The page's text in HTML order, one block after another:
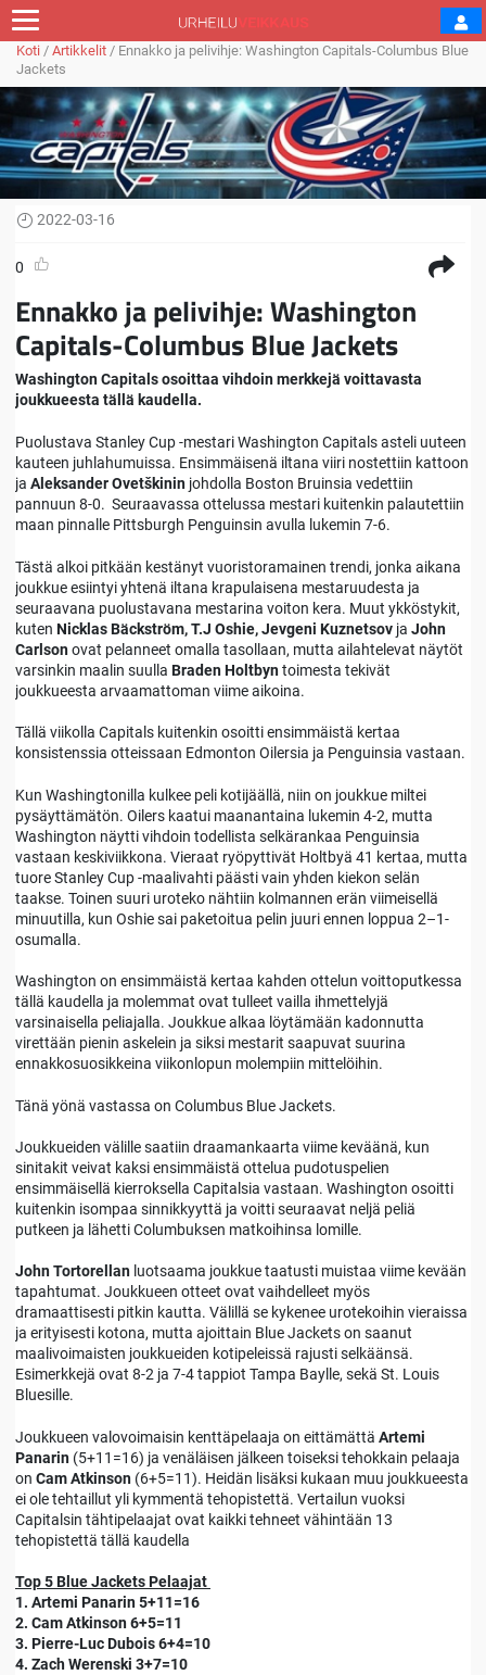
Koti / Artikkelit / Ennakko ja pelivihje: Washington Capitals-Columbus Blue
Jackets
2022-03-16
0
Ennakko ja pelivihje: Washington
Capitals-Columbus Blue Jackets
Washington Capitals osoittaa vihdoin merkkejä voittavasta
joukkueesta tällä kaudella.
Puolustava Stanley Cup -mestari Washington Capitals asteli uuteen
kauteen juhlahumuissa. Ensimmäisenä iltana viiri nostettiin kattoon
ja Aleksander Ovetškinin johdolla Boston Bruinsia vedettiin
pannuun 8-0. Seuraavassa ottelussa mestari kuitenkin palautettiin
maan pinnalle Pittsburgh Penguinsin avulla lukemin 7-6.
Tästä alkoi pitkään kestänyt vuoristoramainen trendi, jonka aikana
joukkue esiintyi yhtenä iltana krapulaisena mestaruudesta ja
seuraavana puolustavana mestarina voiton kera. Muut ykköstykit,
kuten Nicklas Bäckström, T.J Oshie, Jevgeni Kuznetsov ja John
Carlsonovat pelanneet omalla tasollaan, mutta ailahtelevat näytöt
varsinkin maalin suulla Braden Holtbyntoimesta tekivät
joukkueesta arvaamattoman viime aikoina.
Tällä viikolla Capitals kuitenkin osoitti ensimmäistä kertaa
konsistenssia otteissaan Edmonton Oilersia ja Penguinsia vastaan.
Kun Washingtonilla kulkee peli kotijäällä, niin on joukkue miltei
pysäyttämätön. Oilers kaatui maanantaina lukemin 4-2, mutta
Washington näytti vihdoin todellista selkärankaa Penguinsia
vastaan keskiviikkona. Vieraat ryöpyttivät Holtbyä 41 kertaa, mutta
tuore Stanley Cup -maalivahti päästi vain yhden kiekon selän
taakse. Toinen suuri uroteko nähtiin kolmannen erän viimeisellä
minuutilla, kun Oshie sai paketoitua pelin juuri ennen loppua 2–1-
osumalla.
Washington on ensimmäistä kertaa kahden ottelun voittoputkessa
tällä kaudella ja molemmat ovat tulleet vailla ihmettelyjä
varsinaisella peliajalla. Joukkue alkaa löytämään kadonnutta
virettään pienin askelein ja siksi mestarit saapuvat suurina
ennakkosuosikkeina viikonlopun molempiin mittelöihin.
Tänä yönä vastassa on Columbus Blue Jackets.
Joukkueiden välille saatiin draamankaarta viime keväänä, kun
sinitakit veivat kaksi ensimmäistä ottelua pudotuspelien
ensimmäisellä kierroksella Capitalsia vastaan. Washington osoitti
kuitenkin isompaa sinnikkyyttä ja voitti seuraavat neljä peliä
putkeen ja lähetti Columbuksen matkoihinsa lomille.
John Tortorellan luotsaama joukkue taatusti muistaa viime kevään
tapahtumat. Joukkueen otteet ovat vaihdelleet myös
dramaattisesti pitkin kautta. Välillä se kykenee urotekoihin vieraissa
ja erityisesti kotona, mutta ajoittain Blue Jackets on saanut
maalivoimaisten joukkueiden kotipeleissä rajusti selkäänsä.
Esimerkkejä ovat 8-2 ja 7-4 tappiot Tampa Baylle, sekä St. Louis
Bluesille.
Joukkueen valovoimaisin kenttäpelaaja on eittämättä Artemi
Panarin (5+11=16) ja venäläisen jälkeen toiseksi tehokkain pelaaja
on Cam Atkinson (6+5=11). Heidän lisäksi kukaan muu joukkueesta
ei ole tehtaillut yli kymmentä tehopistettä. Vertailun vuoksi
Capitalsin tähtipelaajat ovat kaikki tehneet vähintään 13
tehopistettä tällä kaudella
Top 5 Blue Jackets Pelaajat
1. Artemi Panarin 5+11=16
2. Cam Atkinson 6+5=11
3. Pierre-Luc Dubois 6+4=10
4. Zach Werenski 3+7=10